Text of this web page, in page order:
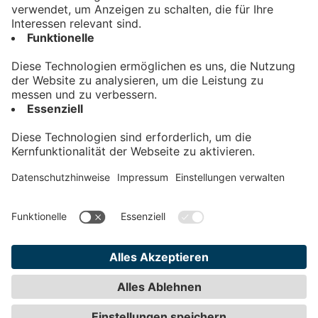
Kontakt
Impressum
Teilnahmebedingungen
Privatsphäre